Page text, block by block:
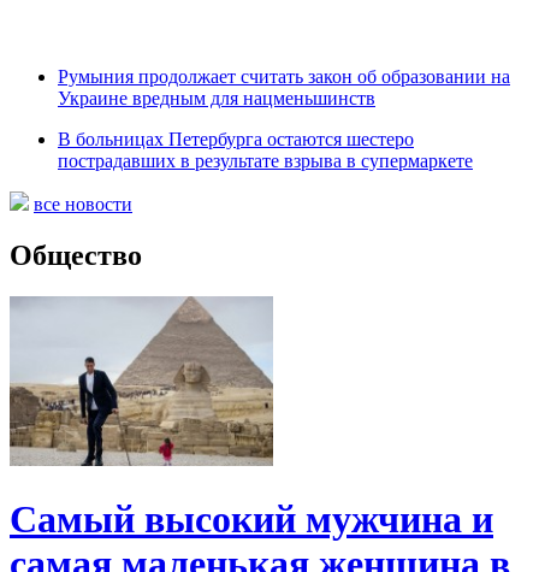
Румыния продолжает считать закон об образовании на
Украине вредным для нацменьшинств
В больницах Петербурга остаются шестеро
пострадавших в результате взрыва в супермаркете
все новости
Общество
Самый высокий мужчина и
самая маленькая женщина в